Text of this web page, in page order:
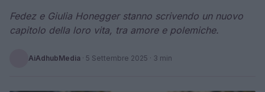
Fedez e Giulia Honegger stanno scrivendo un nuovo
capitolo della loro vita, tra amore e polemiche.
AiAdhubMedia · 5 Settembre 2025 · 3 min